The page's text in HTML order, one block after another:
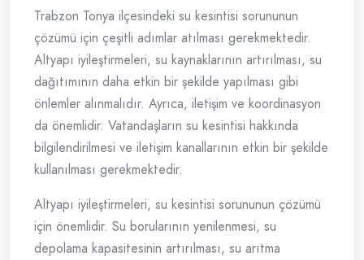
Trabzon Tonya ilçesindeki su kesintisi sorununun
çözümü için çeşitli adımlar atılması gerekmektedir.
Altyapı iyileştirmeleri, su kaynaklarının artırılması, su
dağıtımının daha etkin bir şekilde yapılması gibi
önlemler alınmalıdır. Ayrıca, iletişim ve koordinasyon
da önemlidir. Vatandaşların su kesintisi hakkında
bilgilendirilmesi ve iletişim kanallarının etkin bir şekilde
kullanılması gerekmektedir.
Altyapı iyileştirmeleri, su kesintisi sorununun çözümü
için önemlidir. Su borularının yenilenmesi, su
depolama kapasitesinin artırılması, su arıtma